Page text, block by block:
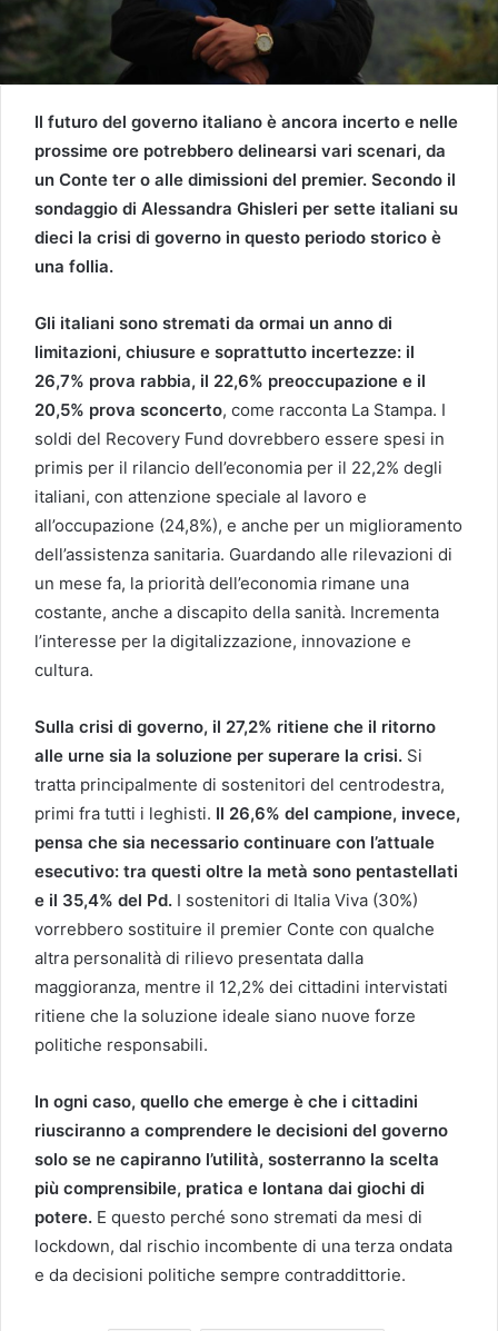
Il futuro del governo italiano è ancora incerto e nelle
prossime ore potrebbero delinearsi vari scenari, da
un Conte ter o alle dimissioni del premier. Secondo il
sondaggio di Alessandra Ghisleri per sette italiani su
dieci la crisi di governo in questo periodo storico è
una follia.
Gli italiani sono stremati da ormai un anno di
limitazioni, chiusure e soprattutto incertezze: il
26,7% prova rabbia, il 22,6% preoccupazione e il
20,5% prova sconcerto, come racconta La Stampa. I
soldi del Recovery Fund dovrebbero essere spesi in
primis per il rilancio dell’economia per il 22,2% degli
italiani, con attenzione speciale al lavoro e
all’occupazione (24,8%), e anche per un miglioramento
dell’assistenza sanitaria. Guardando alle rilevazioni di
un mese fa, la priorità dell’economia rimane una
costante, anche a discapito della sanità. Incrementa
l’interesse per la digitalizzazione, innovazione e
cultura.
Sulla crisi di governo, il 27,2% ritiene che il ritorno
alle urne sia la soluzione per superare la crisi. Si
tratta principalmente di sostenitori del centrodestra,
primi fra tutti i leghisti. Il 26,6% del campione, invece,
pensa che sia necessario continuare con l’attuale
esecutivo: tra questi oltre la metà sono pentastellati
e il 35,4% del Pd. I sostenitori di Italia Viva (30%)
vorrebbero sostituire il premier Conte con qualche
altra personalità di rilievo presentata dalla
maggioranza, mentre il 12,2% dei cittadini intervistati
ritiene che la soluzione ideale siano nuove forze
politiche responsabili.
In ogni caso, quello che emerge è che i cittadini
riusciranno a comprendere le decisioni del governo
solo se ne capiranno l’utilità, sosterranno la scelta
più comprensibile, pratica e lontana dai giochi di
potere. E questo perché sono stremati da mesi di
lockdown, dal rischio incombente di una terza ondata
e da decisioni politiche sempre contraddittorie.